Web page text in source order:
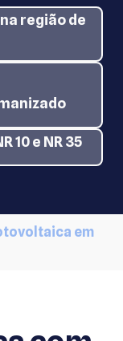
região de
10 e NR 35
em